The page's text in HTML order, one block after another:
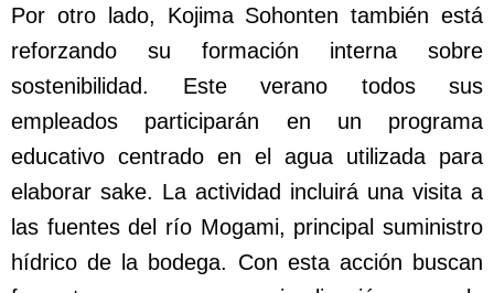
Por otro lado, Kojima Sohonten también está
reforzando su formación interna sobre
sostenibilidad. Este verano todos sus
empleados participarán en un programa
educativo centrado en el agua utilizada para
elaborar sake. La actividad incluirá una visita a
las fuentes del río Mogami, principal suministro
hídrico de la bodega. Con esta acción buscan